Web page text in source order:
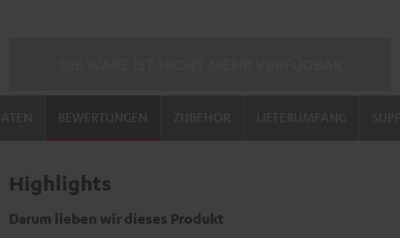
BEWERTUNGEN
Highlights
Darum lieben wir dieses Produkt